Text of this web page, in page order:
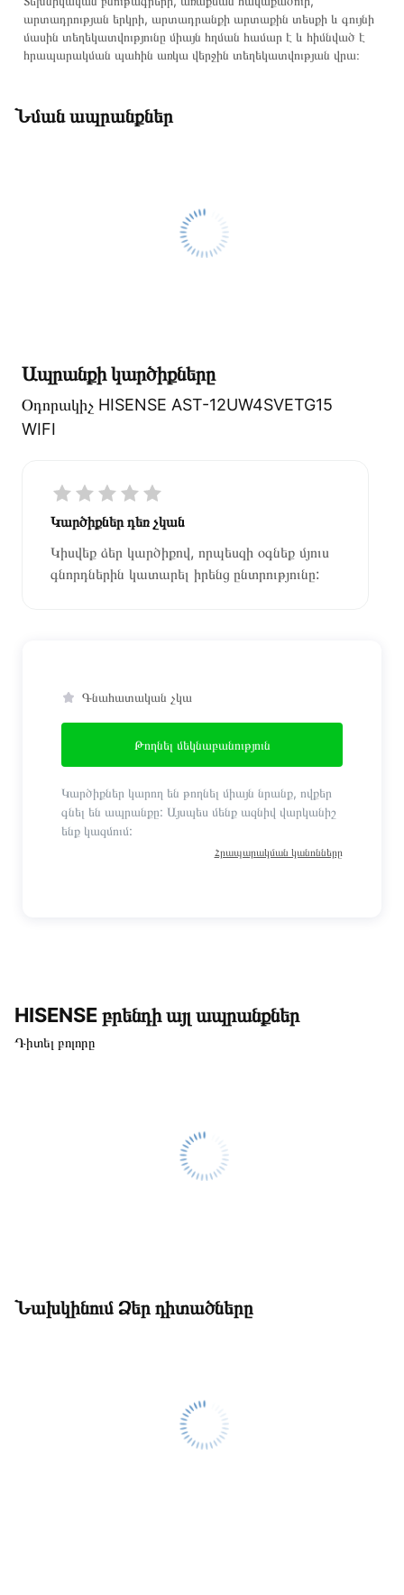
արտադրության երկրի, արտադրանքի արտաքին տեսքի և գույնի
մասին տեղեկատվությունը միայն հղման համար է և հիմնված է
հրապարակման պահին առկա վերջին տեղեկատվության վրա։
Նման ապրանքներ
Ապրանքի կարծիքները
Օդորակիչ HISENSE AST-12UW4SVETG15
WIFI
Կարծիքներ դեռ չկան
Կիսվեք ձեր կարծիքով, որպեսզի օգնեք մյուս
գնորդներին կատարել իրենց ընտրությունը:
Գնահատական չկա
Թողնել մեկնաբանություն
Կարծիքներ կարող են թողնել միայն նրանք, ովքեր
գնել են ապրանքը: Այսպես մենք ազնիվ վարկանիշ
ենք կազմում:
Հրապարակման կանոնները
HISENSE բրենդի այլ ապրանքներ
Դիտել բոլորը
Նախկինում Ձեր դիտածները